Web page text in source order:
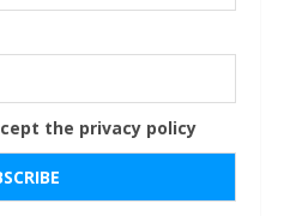
the privacy policy